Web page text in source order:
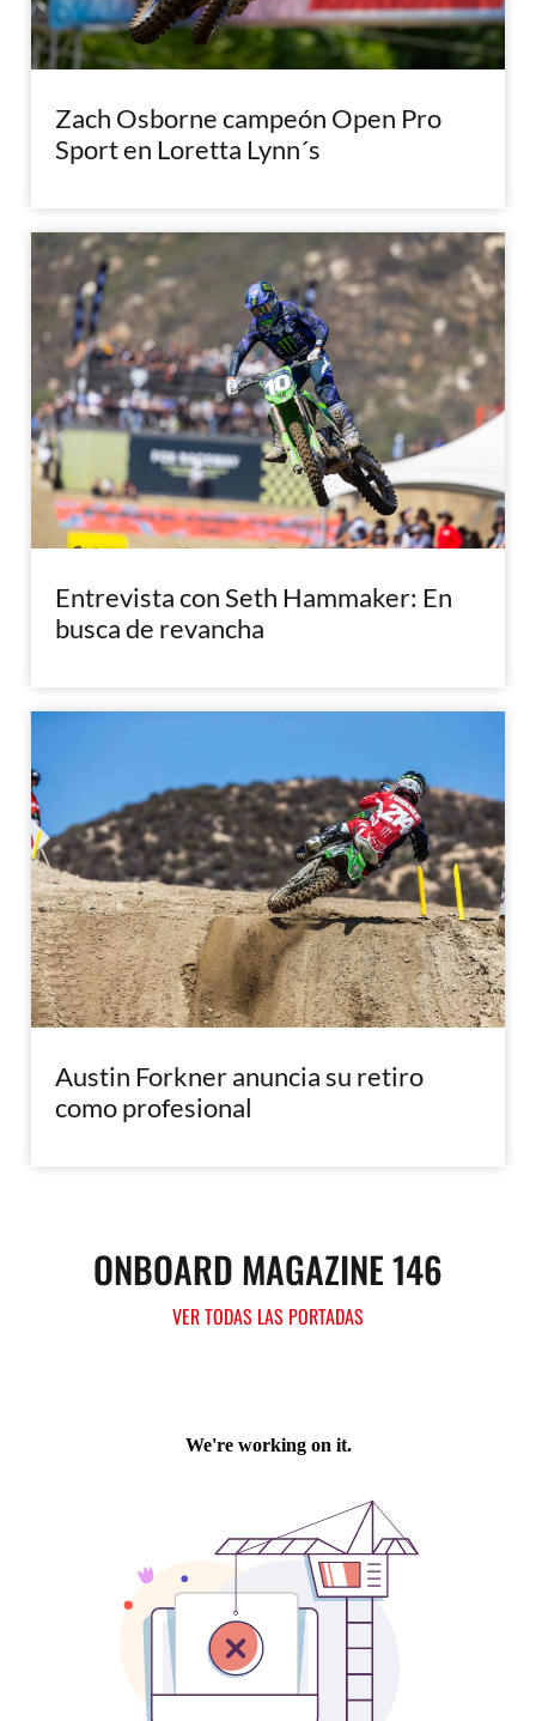
Zach Osborne campeón Open Pro
Sport en Loretta Lynn´s
Entrevista con Seth Hammaker: En
busca de revancha
Austin Forkner anuncia su retiro
como profesional
ONBOARD MAGAZINE 146
VER TODAS LAS PORTADAS